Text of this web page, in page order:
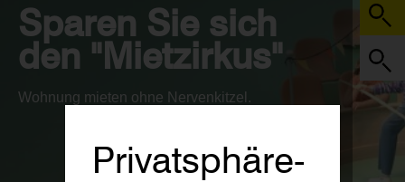
Sparen Sie sich
den "Mietzirkus"
Wohnung mieten ohne Nervenkitzel.
Privatsphäre-